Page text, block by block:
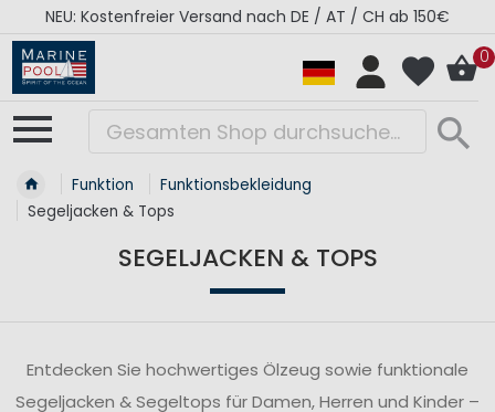
RÉGATES ROYALES Kollektion - Super Sale
0
Funktion
Funktionsbekleidung
Segeljacken & Tops
SEGELJACKEN & TOPS
Entdecken Sie hochwertiges Ölzeug sowie funktionale
Segeljacken & Segeltops für Damen, Herren und Kinder –